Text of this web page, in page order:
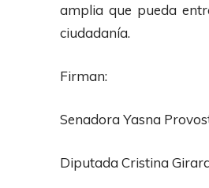
amplia que pueda
ciudadanía.
Firman:
Senadora Yasna
Diputada Cristina